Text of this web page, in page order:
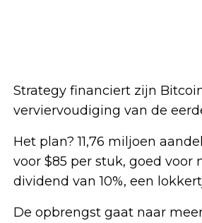
Strategy financiert zijn
verviervoudiging van de
Het plan? 11,76 miljoen
voor $85 per stuk, goed
dividend van 10%, een
De opbrengst gaat naar